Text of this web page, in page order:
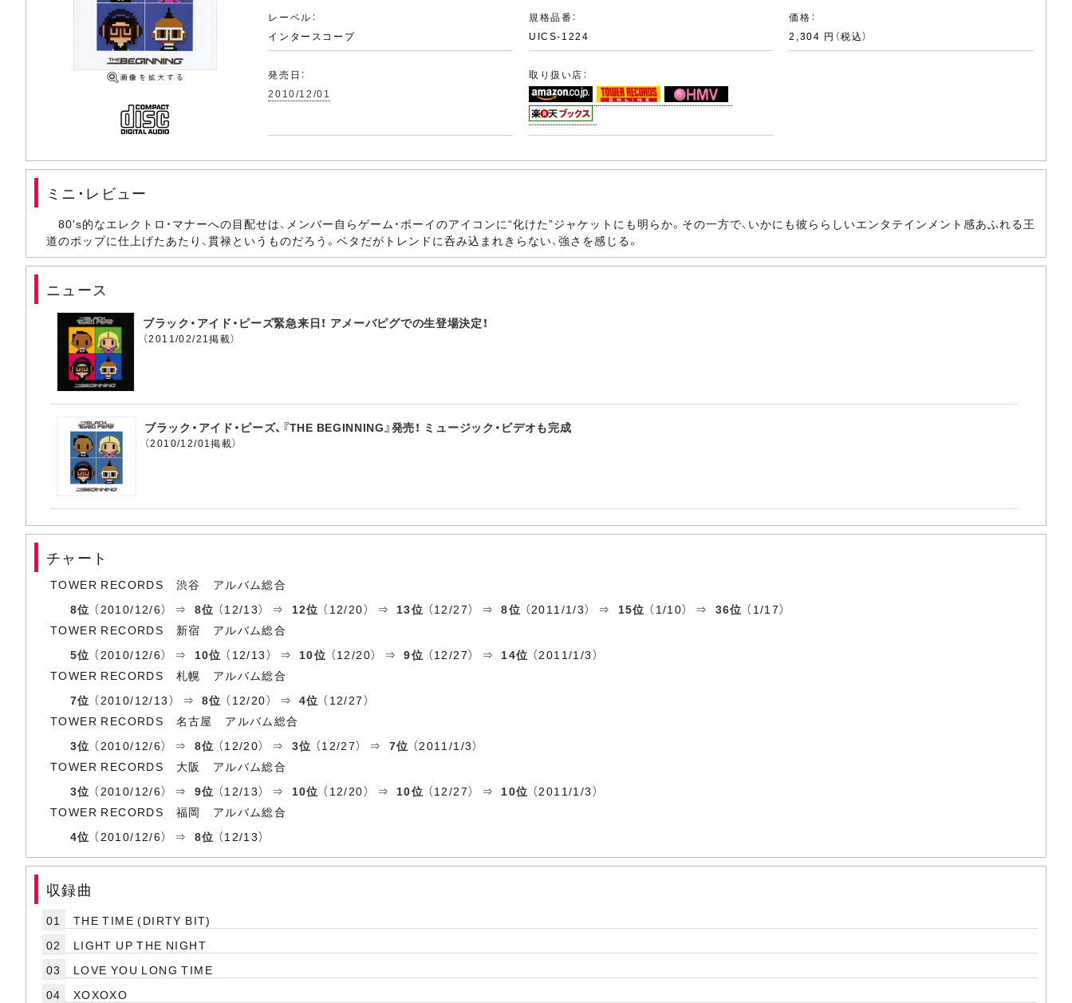
レーベル：
インタースコープ
規格品番：
UICS-1224
価格：
2,304 円（税込）
発売日：
2010/12/01
取り扱い店：
ミニ・レビュー
80's的なエレクトロ・マナーへの目配せは、メンバー自らゲーム・ボーイのアイコンに“化けた”ジャケットにも明らか。その一方で、いかにも彼ららしいエンタテインメント感あふれる王
道のポップに仕上げたあたり、貫禄というものだろう。ベタだがトレンドに呑み込まれきらない、強さを感じる。
ニュース
ブラック・アイド・ピーズ緊急来日！ アメーバピグでの生登場決定！
（2011/02/21掲載）
ブラック・アイド・ピーズ、『THE BEGINNING』発売！ ミュージック・ビデオも完成
（2010/12/01掲載）
チャート
TOWER RECORDS 渋谷 アルバム総合
8位 （2010/12/6） ⇒ 8位 （12/13） ⇒ 12位 （12/20） ⇒ 13位 （12/27） ⇒8位 （2011/1/3） ⇒ 15位 （1/10） ⇒ 36位 （1/17）
TOWER RECORDS 新宿 アルバム総合
5位 （2010/12/6） ⇒ 10位 （12/13） ⇒ 10位 （12/20） ⇒9位 （12/27） ⇒ 14位 （2011/1/3）
TOWER RECORDS 札幌 アルバム総合
7位 （2010/12/13） ⇒8位 （12/20） ⇒4位 （12/27）
TOWER RECORDS 名古屋 アルバム総合
3位 （2010/12/6） ⇒ 8位 （12/20） ⇒ 3位 （12/27） ⇒ 7位 （2011/1/3）
TOWER RECORDS 大阪 アルバム総合
3位 （2010/12/6） ⇒ 9位 （12/13） ⇒ 10位 （12/20） ⇒ 10位 （12/27） ⇒ 10位 （2011/1/3）
TOWER RECORDS 福岡 アルバム総合
4位 （2010/12/6） ⇒ 8位 （12/13）
収録曲
01
THE TIME (DIRTY BIT)
02
LIGHT UP THE NIGHT
03
LOVE YOU LONG TIME
04
XOXOXO